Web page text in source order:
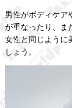
男性がボディケア
が重なったり、ま
女性と同じように
しょう。